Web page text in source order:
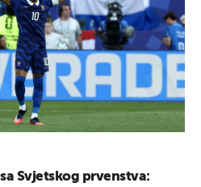
Svjetskog prvenstva: